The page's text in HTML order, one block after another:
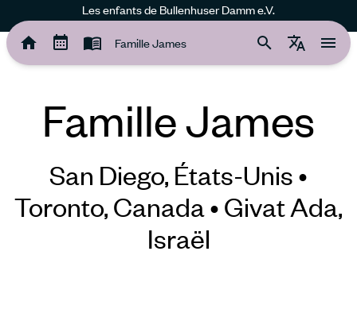
Les enfants de Bullenhuser Damm e.V.
Famille James
Famille James
Famille James
San Diego, États-Unis •
Toronto, Canada • Givat Ada,
Israël